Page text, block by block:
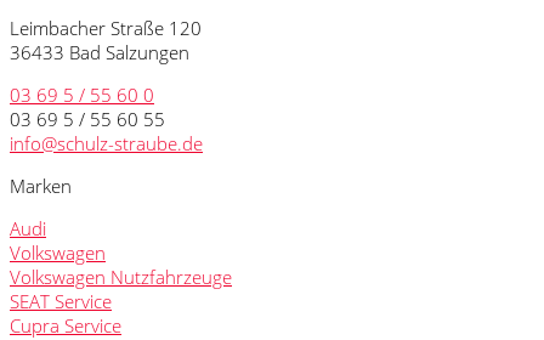
Leimbacher Straße 120
36433 Bad Salzungen
03 69 5 / 55 60 0
03 69 5 / 55 60 55
info@schulz-straube.de
Marken
Audi
Volkswagen
Volkswagen Nutzfahrzeuge
SEAT Service
Cupra Service